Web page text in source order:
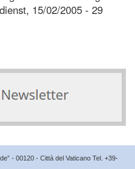
15/02/2005 - 29
- 00120 - Città del Vaticano Tel. +39-